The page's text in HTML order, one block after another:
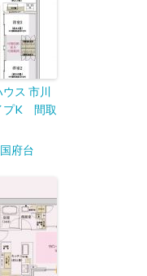
ス 市川
プK 間取
国府台